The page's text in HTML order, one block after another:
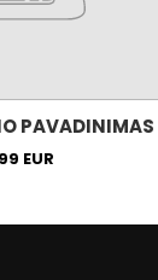
PAVADINIMAS
EUR